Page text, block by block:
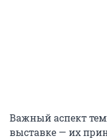
Важный аспект
выставке — их